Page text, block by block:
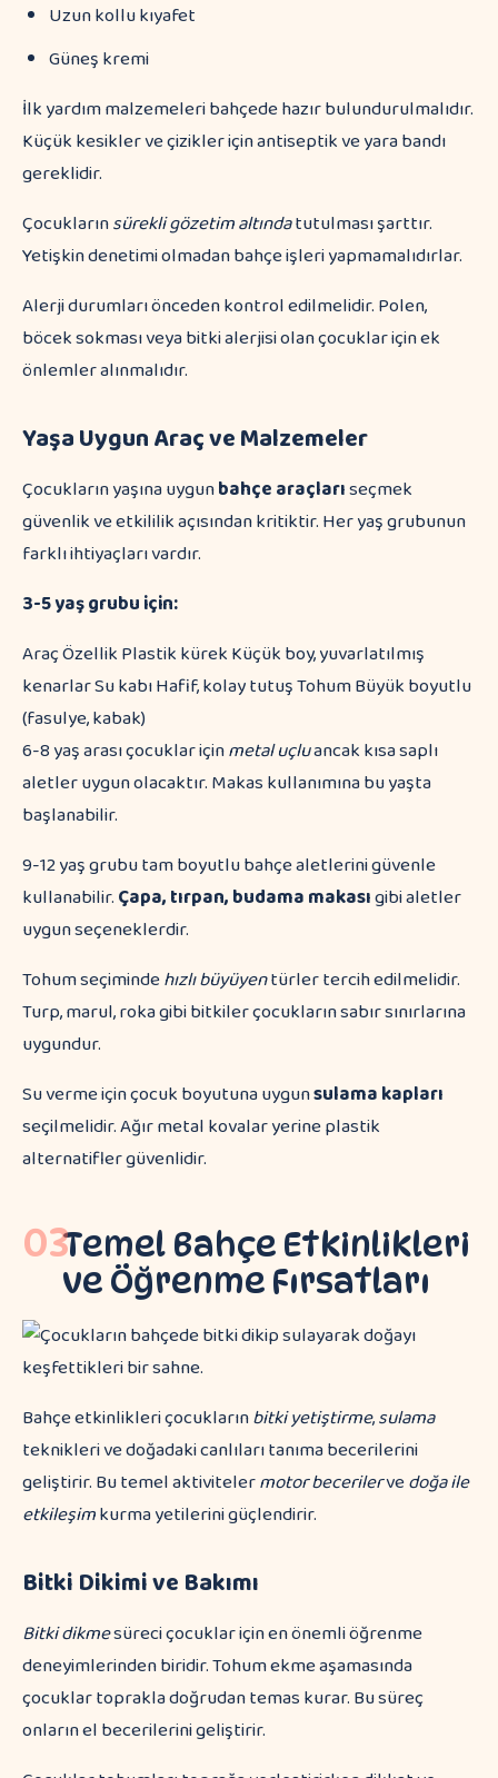
Uzun kollu kıyafet
Güneş kremi
İlk yardım malzemeleri bahçede hazır bulundurulmalıdır.
Küçük kesikler ve çizikler için antiseptik ve yara bandı
gereklidir.
Çocuklarınsürekli gözetim altındatutulması şarttır.
Yetişkin denetimi olmadan bahçe işleri yapmamalıdırlar.
Alerji durumları önceden kontrol edilmelidir. Polen,
böcek sokması veya bitki alerjisi olan çocuklar için ek
önlemler alınmalıdır.
Yaşa Uygun Araç ve Malzemeler
Çocukların yaşına uygunbahçe araçlarıseçmek
güvenlik ve etkililik açısından kritiktir. Her yaş grubunun
farklı ihtiyaçları vardır.
3-5 yaş grubu için:
Araç Özellik Plastik kürek Küçük boy, yuvarlatılmış
kenarlar Su kabı Hafif, kolay tutuş Tohum Büyük boyutlu
(fasulye, kabak)
6-8 yaş arası çocuklar içinmetal uçluancak kısa saplı
aletler uygun olacaktır. Makas kullanımına bu yaşta
başlanabilir.
9-12 yaş grubu tam boyutlu bahçe aletlerini güvenle
kullanabilir.Çapa, tırpan, budama makasıgibi aletler
uygun seçeneklerdir.
Tohum seçimindehızlı büyüyentürler tercih edilmelidir.
Turp, marul, roka gibi bitkiler çocukların sabır sınırlarına
uygundur.
Su verme için çocuk boyutuna uygunsulama kapları
seçilmelidir. Ağır metal kovalar yerine plastik
alternatifler güvenlidir.
03Temel Bahçe Etkinlikleri
ve Öğrenme Fırsatları
Bahçe etkinlikleri çocuklarınbitki yetiştirme,sulama
teknikleri ve doğadaki canlıları tanıma becerilerini
geliştirir. Bu temel aktivitelermotor becerilervedoğa ile
etkileşimkurma yetilerini güçlendirir.
Bitki Dikimi ve Bakımı
Bitki dikmesüreci çocuklar için en önemli öğrenme
deneyimlerinden biridir. Tohum ekme aşamasında
çocuklar toprakla doğrudan temas kurar. Bu süreç
onların el becerilerini geliştirir.